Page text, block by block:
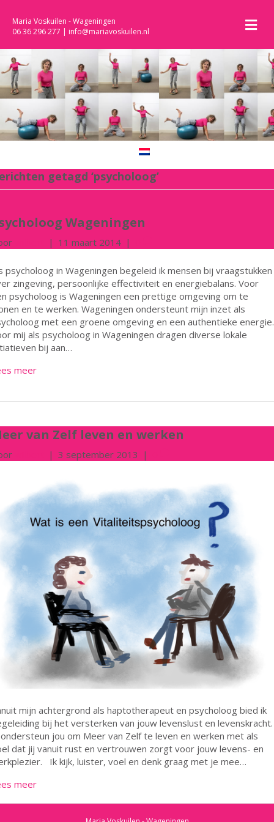
Maria Voskuilen - Wageningen
06 36 296 277 | info@mariavoskuilen.nl
getagd ‘psycholoog’
Wageningen
| 11 maart 2014 |
psycholoog in Wageningen begeleid ik mensen bij vraagstukken
zingeving, persoonlijke effectiviteit en energiebalans. Voor
psycholoog is Wageningen een prettige omgeving om te
en te werken. Wageningen ondersteunt mijn inzet als
met een groene omgeving en een authentieke energie.
mij als psycholoog in Wageningen dragen diverse lokale
bij aan…
meer
van Zelf leven en werken
| 3 september 2013 |
mijn achtergrond als haptotherapeut en psycholoog bied ik
bij het versterken van jouw levenslust en levenskracht.
jou om Meer van Zelf te leven en werken met als
dat jij vanuit rust en vertrouwen zorgt voor jouw levens- en
Ik kijk, luister, voel en denk graag met je mee…
meer